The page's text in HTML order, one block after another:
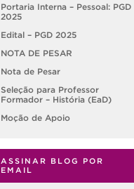
Portaria Interna – Pessoal: PGD
2025
Edital – PGD 2025
NOTA DE PESAR
Nota de Pesar
Seleção para Professor
Formador – História (EaD)
Moção de Apoio
ASSINAR BLOG POR
EMAIL